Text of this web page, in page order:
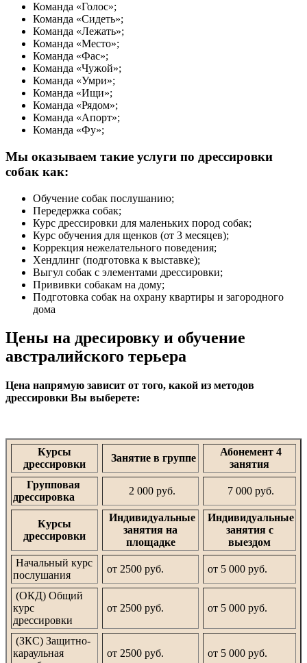
Команда «Голос»;
Команда «Сидеть»;
Команда «Лежать»;
Команда «Место»;
Команда «Фас»;
Команда «Чужой»;
Команда «Умри»;
Команда «Ищи»;
Команда «Рядом»;
Команда «Апорт»;
Команда «Фу»;
Мы оказываем такие услуги по дрессировки
собак как:
Обучение собак послушанию;
Передержка собак;
Курс дрессировки для маленьких пород собак;
Курс обучения для щенков (от 3 месяцев);
Коррекция нежелательного поведения;
Хендлинг (подготовка к выставке);
Выгул собак с элементами дрессировки;
Прививки собакам на дому;
Подготовка собак на охрану квартиры и загородного
дома
Цены на дресировку и обучение
австралийского терьера
Цена напрямую зависит от того, какой из методов
дрессировки Вы выберете:
Курсы
дрессировки
Занятие в группе
Абонемент 4
занятия
Групповая
дрессировка
2 000 руб. 7 000 руб.
Курсы
дрессировки
Индивидуальные
занятия на
площадке
Индивидуальные
занятия с
выездом
Начальный курс
послушания
от 2500 руб. от 5 000 руб.
(ОКД) Общий
курс
дрессировки
от 2500 руб. от 5 000 руб.
(ЗКС) Защитно-
караульная
от 2500 руб. от 5 000 руб.